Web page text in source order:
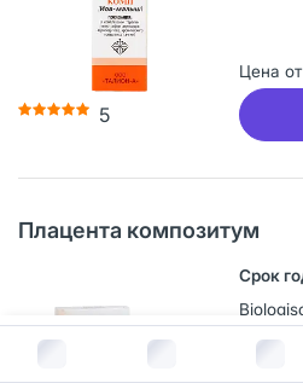
В корзину за
5
Цена от
Плацента композитум